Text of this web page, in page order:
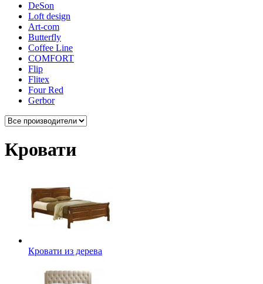
DeSon
Loft design
Art-com
Butterfly
Coffee Line
COMFORT
Flip
Flitex
Four Red
Gerbor
Кровати
Кровати из дерева